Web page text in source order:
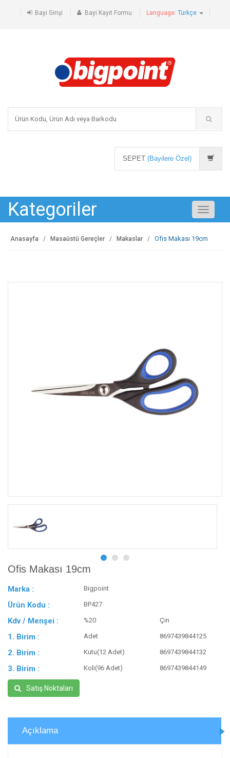
Bayi Girişi Bayi Kayıt Formu Language: Türkçe
SEPET (Bayilere Özel)
Kategoriler
Toggle
Anasayfa Masaüstü Gereçler Makaslar Ofis Makası 19cm
Ofis Makası 19cm
Marka : Bigpoint
Ürün Kodu : BP427
Kdv / Menşei : %20 Çin
1. Birim : Adet 8697439844125
2. Birim : Kutu(12 Adet) 8697439844132
3. Birim : Koli(96 Adet) 8697439844149
Satış Noktaları
Açıklama